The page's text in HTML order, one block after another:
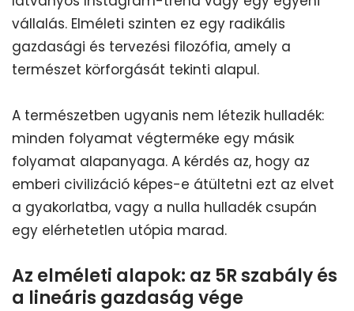
vállalás. Elméleti szinten ez egy radikális
gazdasági és tervezési filozófia, amely a
természet körforgását tekinti alapul.
A természetben ugyanis nem létezik hulladék:
minden folyamat végterméke egy másik
folyamat alapanyaga. A kérdés az, hogy az
emberi civilizáció képes-e átültetni ezt az elvet
a gyakorlatba, vagy a nulla hulladék csupán
egy elérhetetlen utópia marad.
Az elméleti alapok: az 5R szabály és
a lineáris gazdaság vége